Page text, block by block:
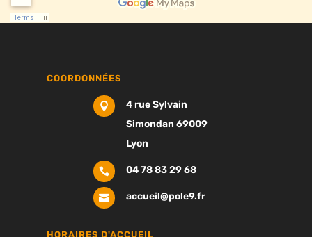
COORDONNÉES

4 rue Sylvain
Simondan 69009
Lyon
 04 78 83 29 68
 accueil@pole9.fr
HORAIRES D'ACCUEIL